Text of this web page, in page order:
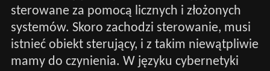
sterowane za pomocą licznych i złożonych
systemów. Skoro zachodzi sterowanie, musi
istnieć obiekt sterujący, i z takim niewątpliwie
mamy do czynienia. W języku cybernetyki